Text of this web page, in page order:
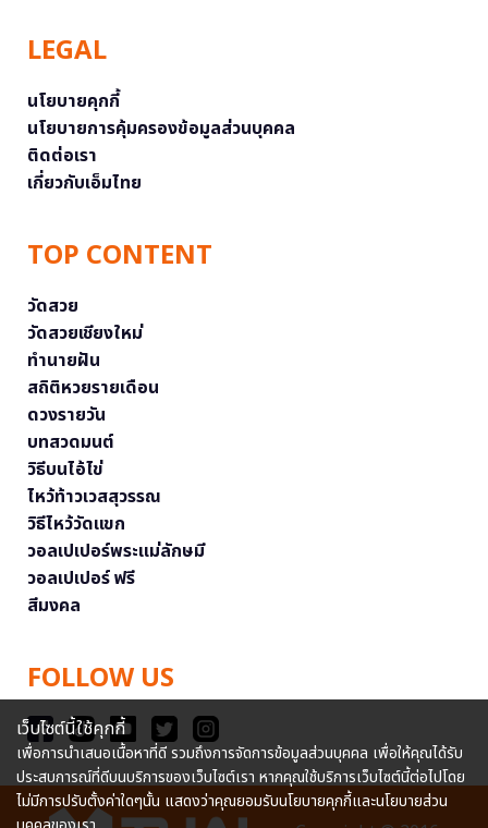
LEGAL
นโยบายคุกกี้
นโยบายการคุ้มครองข้อมูลส่วนบุคคล
ติดต่อเรา
เกี่ยวกับเอ็มไทย
TOP CONTENT
วัดสวย
วัดสวยเชียงใหม่
ทำนายฝัน
สถิติหวยรายเดือน
ดวงรายวัน
บทสวดมนต์
วิธีบนไอ้ไข่
ไหว้ท้าวเวสสุวรรณ
วิธีไหว้วัดแขก
วอลเปเปอร์พระแม่ลักษมี
วอลเปเปอร์ ฟรี
สีมงคล
FOLLOW US
เว็บไซต์นี้ใช้คุกกี้
เพื่อการนำเสนอเนื้อหาที่ดี รวมถึงการจัดการข้อมูลส่วนบุคคล เพื่อให้คุณได้รับ
ประสบการณ์ที่ดีบนบริการของเว็บไซต์เรา หากคุณใช้บริการเว็บไซต์นี้ต่อไปโดย
ไม่มีการปรับตั้งค่าใดๆนั้น แสดงว่าคุณยอมรับนโยบายคุกกี้และนโยบายส่วน